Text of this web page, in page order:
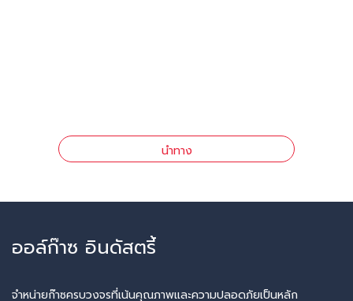
นำทาง
ออล์ก๊าซ อินดัสตรี้
จำหน่ายก๊าซครบวงจรที่เน้นคุณภาพและความปลอดภัยเป็นหลัก